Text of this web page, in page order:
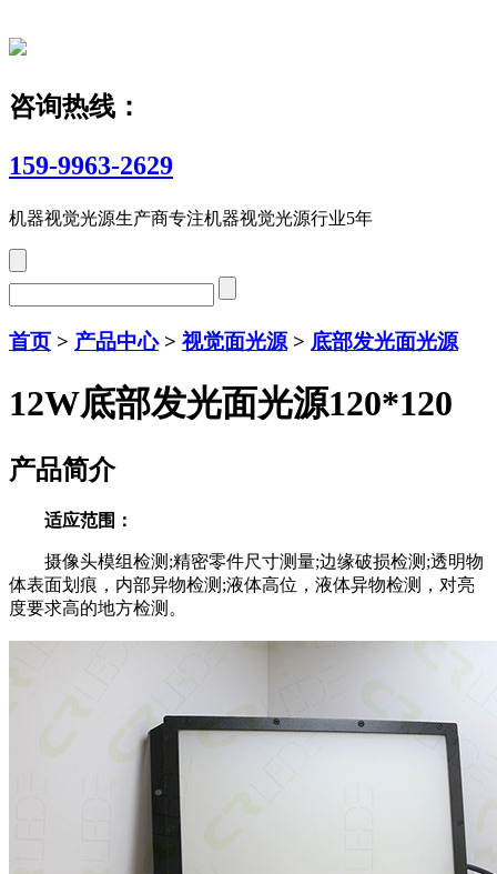
咨询热线：
159-9963-2629
机器视觉光源生产商专注机器视觉光源行业5年
首页 > 产品中心> 视觉面光源 > 底部发光面光源
12W底部发光面光源120*120
产品简介
适应范围：
摄像头模组检测;精密零件尺寸测量;边缘破损检测;透明物
体表面划痕，内部异物检测;液体高位，液体异物检测，对亮
度要求高的地方检测。